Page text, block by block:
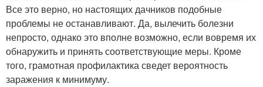
Все это верно, но настоящих дачников подобные
проблемы не останавливают. Да, вылечить болезни
непросто, однако это вполне возможно, если вовремя их
обнаружить и принять соответствующие меры. Кроме
того, грамотная профилактика сведет вероятность
заражения к минимуму.